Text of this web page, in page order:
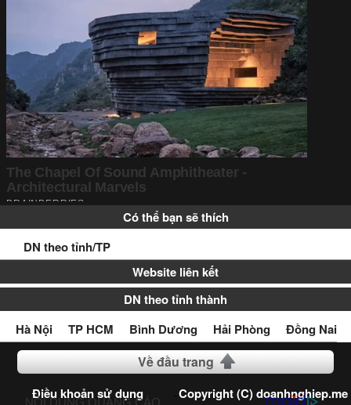
Có thể bạn sẽ thích
DN theo tỉnh/TP
Website liên kết
DN theo tỉnh thành
Hà Nội
TP HCM Bình Dương Hải Phòng Đồng Nai
Về đầu trang
Điều khoản sử dụng Copyright (C) doanhnghiep.me